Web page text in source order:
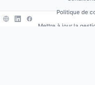
Politique de
Mettre à jour la